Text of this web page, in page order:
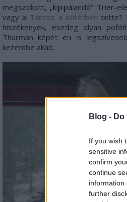
Blog -
If you wish
sensitive
confirm
continue
information
further
megszokott, „kipipálandó” Trier-
vagy a Táncos a sötétben tette?
hiszékenyek, esetleg olyan
Thurman képét én is
kezembe akad.